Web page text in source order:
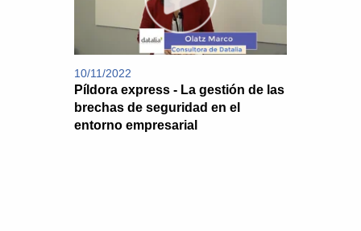
10/11/2022
Píldora express - La gestión de las
brechas de seguridad en el
entorno empresarial